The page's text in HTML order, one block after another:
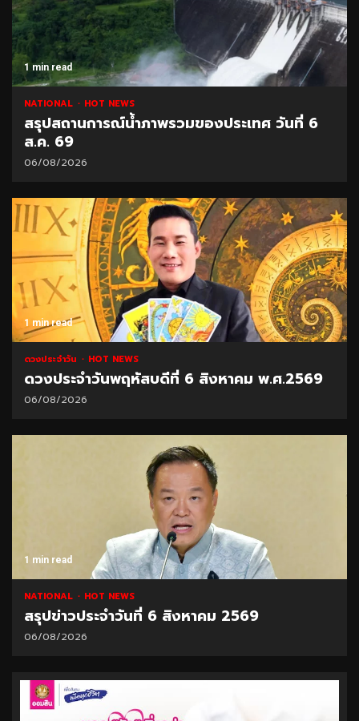
1 min read
NATIONAL HOT NEWS
สรุปสถานการณ์น้ำภาพรวมของประเทศ วันที่ 6
ส.ค. 69
06/08/2026
1 min read
ดวงประจำวัน HOT NEWS
ดวงประจำวันพฤหัสบดีที่ 6 สิงหาคม พ.ศ.2569
06/08/2026
1 min read
NATIONAL HOT NEWS
สรุปข่าวประจำวันที่ 6 สิงหาคม 2569
06/08/2026